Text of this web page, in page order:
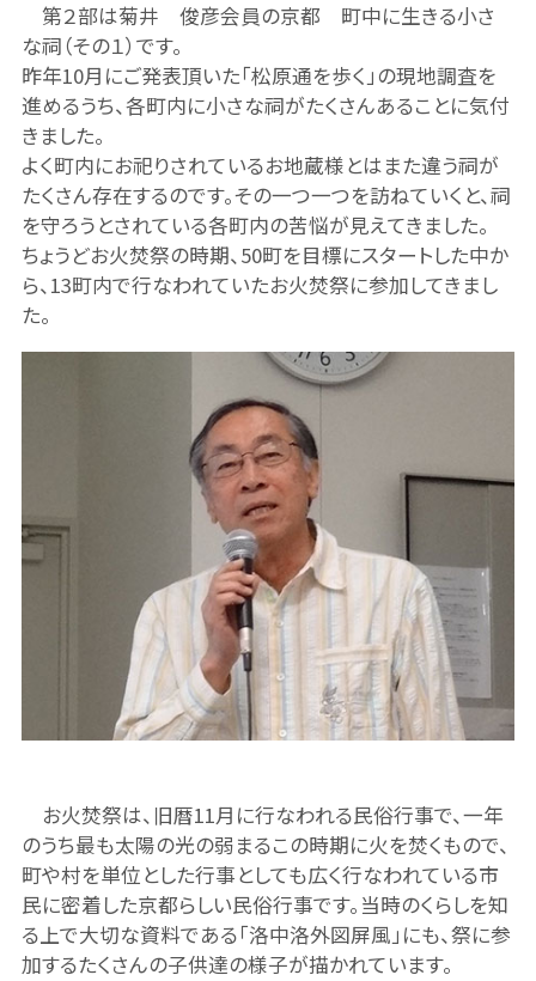
第２部は菊井 俊彦会員の京都 町中に生きる小さ
な祠（その１）です。
昨年10月にご発表頂いた「松原通を歩く」の現地調査を
進めるうち、各町内に小さな祠がたくさんあることに気付
きました。
よく町内にお祀りされているお地蔵様とはまた違う祠が
たくさん存在するのです。その一つ一つを訪ねていくと、祠
を守ろうとされている各町内の苦悩が見えてきました。
ちょうどお火焚祭の時期、50町を目標にスタートした中か
ら、13町内で行なわれていたお火焚祭に参加してきまし
た。
お火焚祭は、旧暦11月に行なわれる民俗行事で、一年
のうち最も太陽の光の弱まるこの時期に火を焚くもので、
町や村を単位とした行事としても広く行なわれている市
民に密着した京都らしい民俗行事です。当時のくらしを知
る上で大切な資料である「洛中洛外図屏風」にも、祭に参
加するたくさんの子供達の様子が描かれています。